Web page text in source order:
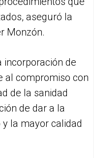
aseguró la
Monzón.
incorporación de
al compromiso con
de la sanidad
de dar a la
la mayor calidad